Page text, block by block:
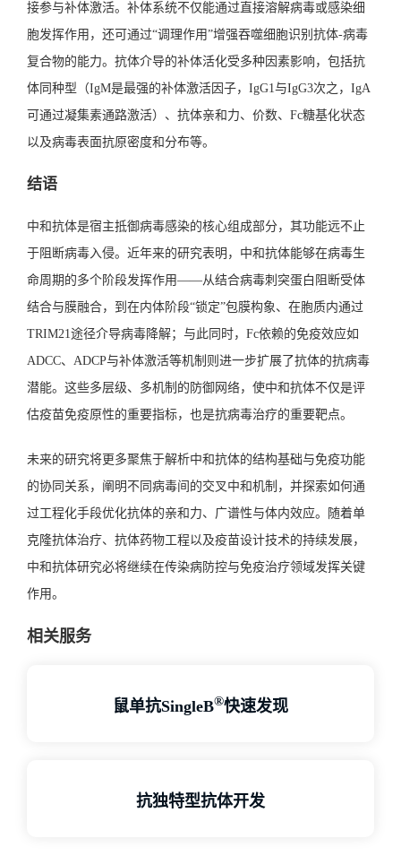
接参与补体激活。补体系统不仅能通过直接溶解病毒或感染细
胞发挥作用，还可通过“调理作用”增强吞噬细胞识别抗体-病毒
复合物的能力。抗体介导的补体活化受多种因素影响，包括抗
体同种型（IgM是最强的补体激活因子，IgG1与IgG3次之，IgA
可通过凝集素通路激活）、抗体亲和力、价数、Fc糖基化状态
以及病毒表面抗原密度和分布等。
结语
中和抗体是宿主抵御病毒感染的核心组成部分，其功能远不止
于阻断病毒入侵。近年来的研究表明，中和抗体能够在病毒生
命周期的多个阶段发挥作用——从结合病毒刺突蛋白阻断受体
结合与膜融合，到在内体阶段“锁定”包膜构象、在胞质内通过
TRIM21途径介导病毒降解；与此同时，Fc依赖的免疫效应如
ADCC、ADCP与补体激活等机制则进一步扩展了抗体的抗病毒
潜能。这些多层级、多机制的防御网络，使中和抗体不仅是评
估疫苗免疫原性的重要指标，也是抗病毒治疗的重要靶点。
未来的研究将更多聚焦于解析中和抗体的结构基础与免疫功能
的协同关系，阐明不同病毒间的交叉中和机制，并探索如何通
过工程化手段优化抗体的亲和力、广谱性与体内效应。随着单
克隆抗体治疗、抗体药物工程以及疫苗设计技术的持续发展，
中和抗体研究必将继续在传染病防控与免疫治疗领域发挥关键
作用。
相关服务
鼠单抗SingleB®快速发现
抗独特型抗体开发